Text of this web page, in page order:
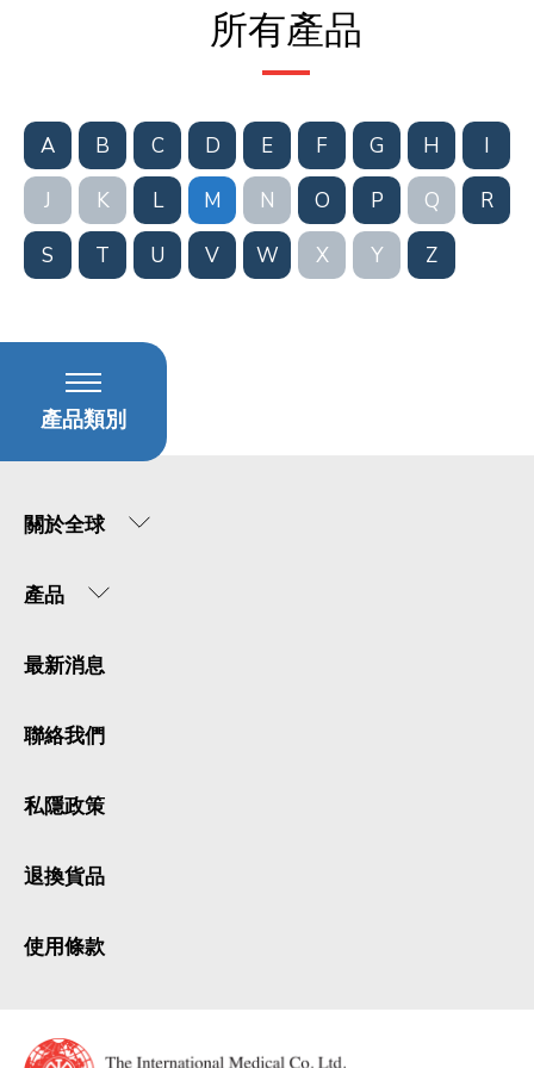
所有產品
A B C D E F G H
I
J
K L M N O P Q
R
S
T U V W X Y Z
產品類別
關於全球
產品
最新消息
聯絡我們
私隱政策
退換貨品
使用條款